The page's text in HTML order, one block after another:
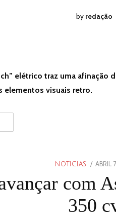
by redação
elétrico traz uma afinação
elementos visuais retro.
NOTICIAS
POSTED
ABRIL
com
350